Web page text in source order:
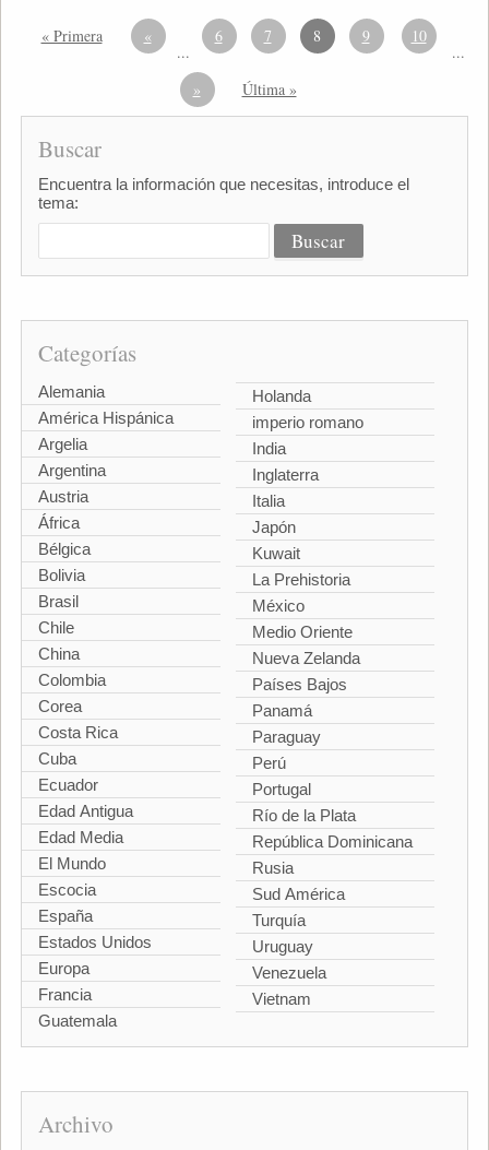
« Primera «
...
6 7 8 9 10
...
»
Última »
Buscar
Encuentra la información que necesitas, introduce el
tema:
Categorías
Alemania
América Hispánica
Argelia
Argentina
Austria
África
Bélgica
Bolivia
Brasil
Chile
China
Colombia
Corea
Costa Rica
Cuba
Ecuador
Edad Antigua
Edad Media
El Mundo
Escocia
España
Estados Unidos
Europa
Francia
Guatemala
Holanda
imperio romano
India
Inglaterra
Italia
Japón
Kuwait
La Prehistoria
México
Medio Oriente
Nueva Zelanda
Países Bajos
Panamá
Paraguay
Perú
Portugal
Río de la Plata
República Dominicana
Rusia
Sud América
Turquía
Uruguay
Venezuela
Vietnam
Archivo